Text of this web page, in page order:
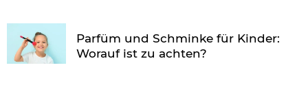
Parfüm und Schminke für Kinder:
Worauf ist zu achten?